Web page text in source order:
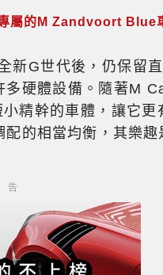
屬的M Zandvoort Blue
新G世代後，仍保留
硬體設備。隨著M
精幹的車體，讓它更
的相當均衡，其樂
告